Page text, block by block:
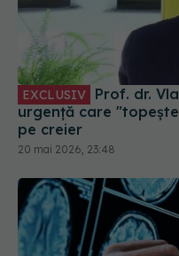
EXCLUSIV
urgență care
pe creier
20 mai 2026, 23:48